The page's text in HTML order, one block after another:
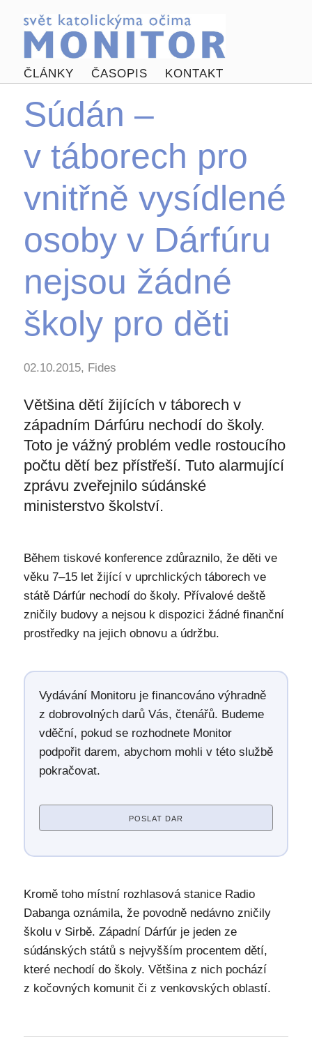
ČLÁNKY ČASOPIS KONTAKT
Súdán –
v táborech pro
vnitřně vysídlené
osoby v Dárfúru
nejsou žádné
školy pro děti
02.10.2015, Fides
Většina dětí žijících v táborech v
západním Dárfúru nechodí do školy.
Toto je vážný problém vedle rostoucího
počtu dětí bez přístřeší. Tuto alarmující
zprávu zveřejnilo súdánské
ministerstvo školství.
Během tiskové konference zdůraznilo, že děti ve
věku 7–15 let žijící v uprchlických táborech ve
státě Dárfúr nechodí do školy. Přívalové deště
zničily budovy a nejsou k dispozici žádné finanční
prostředky na jejich obnovu a údržbu.
Vydávání Monitoru je financováno výhradně
z dobrovolných darů Vás, čtenářů. Budeme
vděční, pokud se rozhodnete Monitor
podpořit darem, abychom mohli v této službě
pokračovat.
POSLAT DAR
Kromě toho místní rozhlasová stanice Radio
Dabanga oznámila, že povodně nedávno zničily
školu v Sirbě. Západní Dárfúr je jeden ze
súdánských států s nejvyšším procentem dětí,
které nechodí do školy. Většina z nich pochází
z kočovných komunit či z venkovských oblastí.